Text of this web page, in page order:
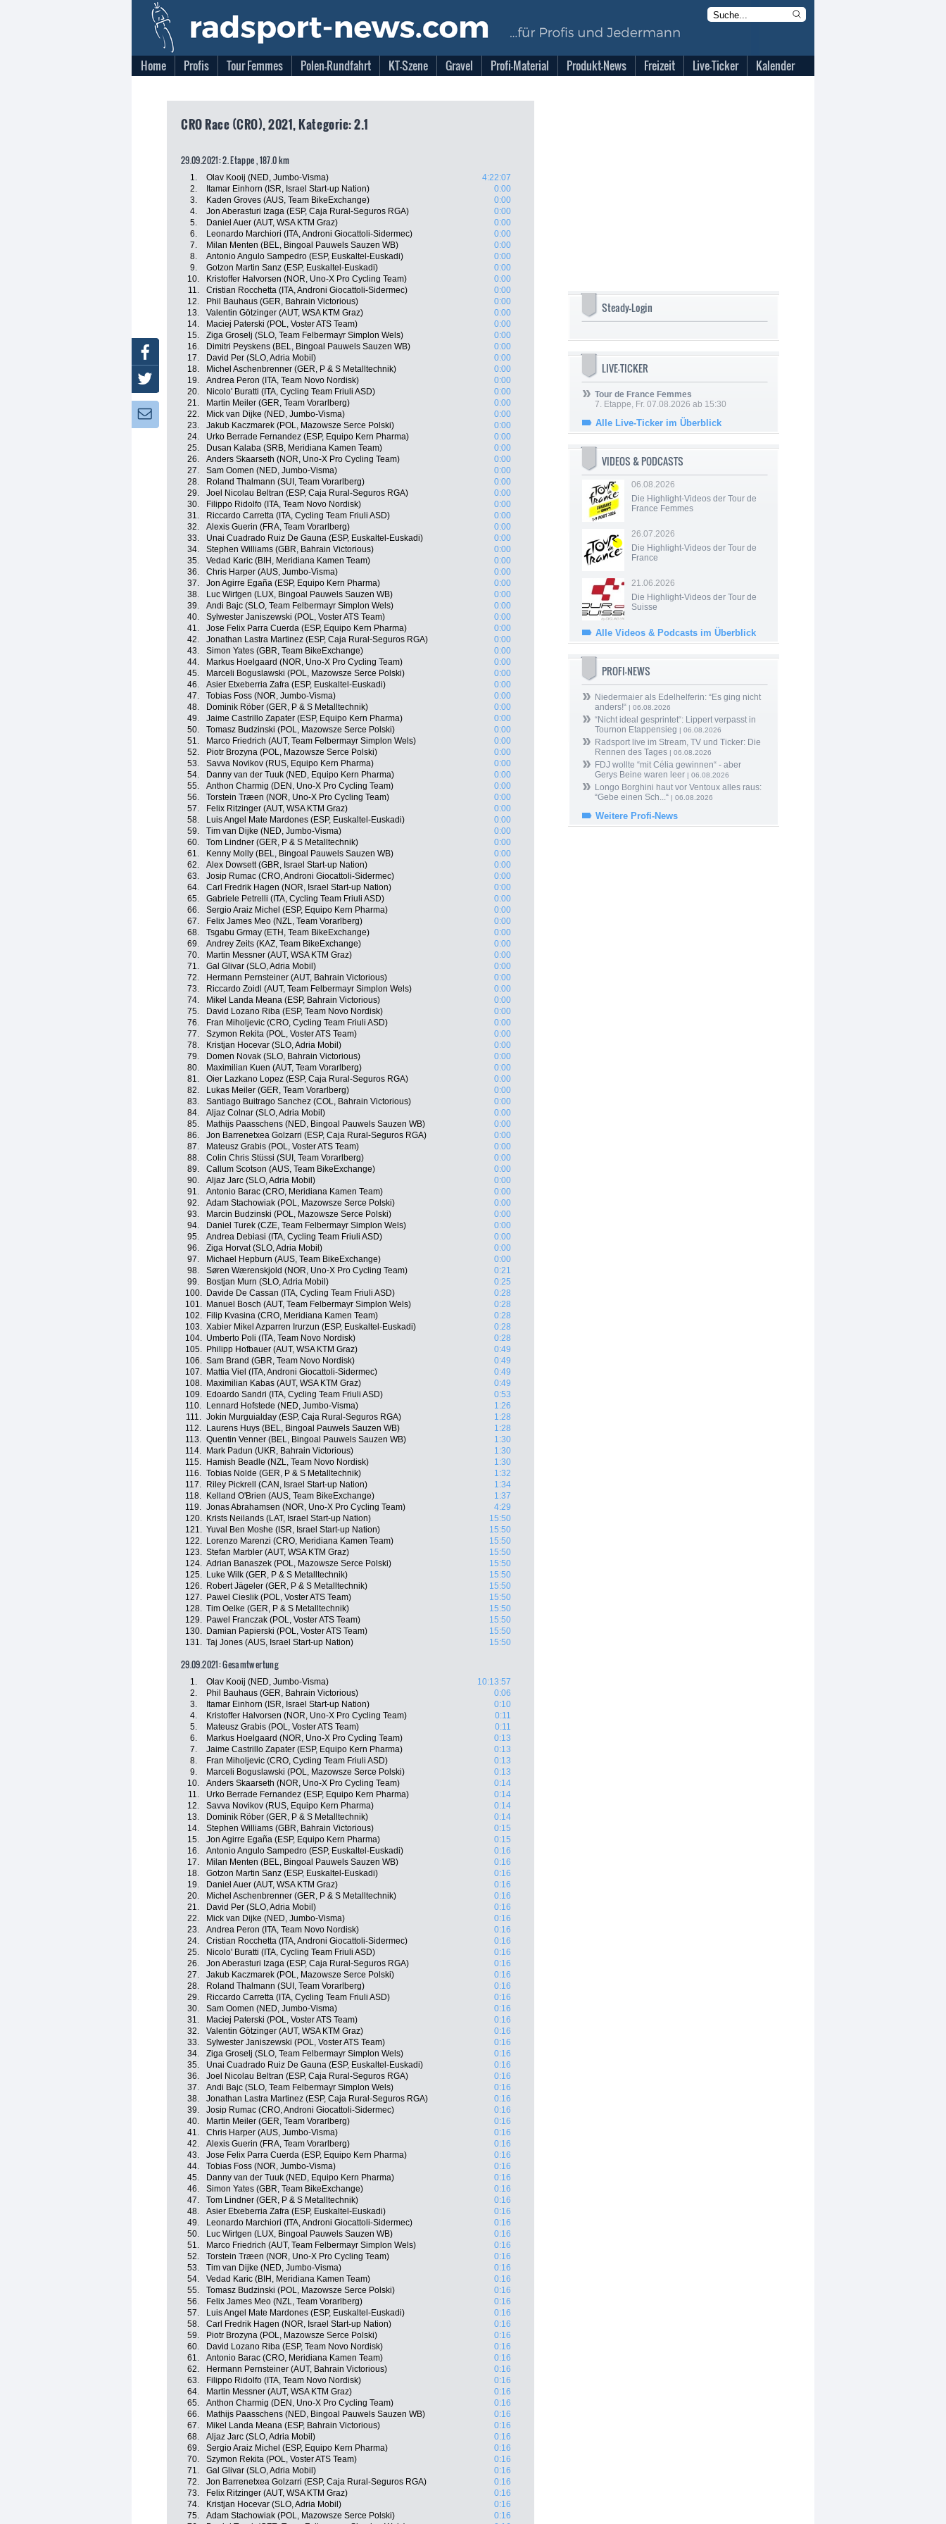
Home Profis Tour Femmes Polen-Rundfahrt KT-Szene Gravel Profi-Material Produkt-News Freizeit Live-Ticker Kalender
CRO Race (CRO), 2021, Kategorie: 2.1
29.09.2021: 2. Etappe , 187.0 km
1. Olav Kooij (NED, Jumbo-Visma)
4:22:07
2.
Itamar Einhorn (ISR, Israel Start-up Nation)
0:00
3.
Kaden Groves (AUS, Team BikeExchange)
0:00
4.
Jon Aberasturi Izaga (ESP, Caja Rural-Seguros RGA)
0:00
5.
Daniel Auer (AUT, WSA KTM Graz)
0:00
6.
Leonardo Marchiori (ITA, Androni Giocattoli-Sidermec)
0:00
7.
Milan Menten (BEL, Bingoal Pauwels Sauzen WB)
0:00
8.
Antonio Angulo Sampedro (ESP, Euskaltel-Euskadi)
0:00
9.
Gotzon Martin Sanz (ESP, Euskaltel-Euskadi)
0:00
10.
Kristoffer Halvorsen (NOR, Uno-X Pro Cycling Team)
0:00
11.
Cristian Rocchetta (ITA, Androni Giocattoli-Sidermec)
0:00
12.
Phil Bauhaus (GER, Bahrain Victorious)
0:00
13.
Valentin Götzinger (AUT, WSA KTM Graz)
0:00
14.
Maciej Paterski (POL, Voster ATS Team)
0:00
15.
Ziga Groselj (SLO, Team Felbermayr Simplon Wels)
0:00
16.
Dimitri Peyskens (BEL, Bingoal Pauwels Sauzen WB)
0:00
17.
David Per (SLO, Adria Mobil)
0:00
18.
Michel Aschenbrenner (GER, P & S Metalltechnik)
0:00
19.
Andrea Peron (ITA, Team Novo Nordisk)
0:00
20.
Nicolo' Buratti (ITA, Cycling Team Friuli ASD)
0:00
21.
Martin Meiler (GER, Team Vorarlberg)
0:00
22.
Mick van Dijke (NED, Jumbo-Visma)
0:00
23.
Jakub Kaczmarek (POL, Mazowsze Serce Polski)
0:00
24.
Urko Berrade Fernandez (ESP, Equipo Kern Pharma)
0:00
25.
Dusan Kalaba (SRB, Meridiana Kamen Team)
0:00
26.
Anders Skaarseth (NOR, Uno-X Pro Cycling Team)
0:00
27.
Sam Oomen (NED, Jumbo-Visma)
0:00
28.
Roland Thalmann (SUI, Team Vorarlberg)
0:00
29.
Joel Nicolau Beltran (ESP, Caja Rural-Seguros RGA)
0:00
30.
Filippo Ridolfo (ITA, Team Novo Nordisk)
0:00
31.
Riccardo Carretta (ITA, Cycling Team Friuli ASD)
0:00
32.
Alexis Guerin (FRA, Team Vorarlberg)
0:00
33.
Unai Cuadrado Ruiz De Gauna (ESP, Euskaltel-Euskadi)
0:00
34.
Stephen Williams (GBR, Bahrain Victorious)
0:00
35.
Vedad Karic (BIH, Meridiana Kamen Team)
0:00
36.
Chris Harper (AUS, Jumbo-Visma)
0:00
37.
Jon Agirre Egaña (ESP, Equipo Kern Pharma)
0:00
38.
Luc Wirtgen (LUX, Bingoal Pauwels Sauzen WB)
0:00
39.
Andi Bajc (SLO, Team Felbermayr Simplon Wels)
0:00
40.
Sylwester Janiszewski (POL, Voster ATS Team)
0:00
41.
Jose Felix Parra Cuerda (ESP, Equipo Kern Pharma)
0:00
42.
Jonathan Lastra Martinez (ESP, Caja Rural-Seguros RGA)
0:00
43.
Simon Yates (GBR, Team BikeExchange)
0:00
44.
Markus Hoelgaard (NOR, Uno-X Pro Cycling Team)
0:00
45.
Marceli Boguslawski (POL, Mazowsze Serce Polski)
0:00
46.
Asier Etxeberria Zafra (ESP, Euskaltel-Euskadi)
0:00
47.
Tobias Foss (NOR, Jumbo-Visma)
0:00
48.
Dominik Röber (GER, P & S Metalltechnik)
0:00
49.
Jaime Castrillo Zapater (ESP, Equipo Kern Pharma)
0:00
50.
Tomasz Budzinski (POL, Mazowsze Serce Polski)
0:00
51.
Marco Friedrich (AUT, Team Felbermayr Simplon Wels)
0:00
52.
Piotr Brozyna (POL, Mazowsze Serce Polski)
0:00
53.
Savva Novikov (RUS, Equipo Kern Pharma)
0:00
54.
Danny van der Tuuk (NED, Equipo Kern Pharma)
0:00
55.
Anthon Charmig (DEN, Uno-X Pro Cycling Team)
0:00
56.
Torstein Træen (NOR, Uno-X Pro Cycling Team)
0:00
57.
Felix Ritzinger (AUT, WSA KTM Graz)
0:00
58.
Luis Angel Mate Mardones (ESP, Euskaltel-Euskadi)
0:00
59.
Tim van Dijke (NED, Jumbo-Visma)
0:00
60.
Tom Lindner (GER, P & S Metalltechnik)
0:00
61.
Kenny Molly (BEL, Bingoal Pauwels Sauzen WB)
0:00
62.
Alex Dowsett (GBR, Israel Start-up Nation)
0:00
63.
Josip Rumac (CRO, Androni Giocattoli-Sidermec)
0:00
64.
Carl Fredrik Hagen (NOR, Israel Start-up Nation)
0:00
65.
Gabriele Petrelli (ITA, Cycling Team Friuli ASD)
0:00
66.
Sergio Araiz Michel (ESP, Equipo Kern Pharma)
0:00
67.
Felix James Meo (NZL, Team Vorarlberg)
0:00
68.
Tsgabu Grmay (ETH, Team BikeExchange)
0:00
69.
Andrey Zeits (KAZ, Team BikeExchange)
0:00
70.
Martin Messner (AUT, WSA KTM Graz)
0:00
71.
Gal Glivar (SLO, Adria Mobil)
0:00
72.
Hermann Pernsteiner (AUT, Bahrain Victorious)
0:00
73.
Riccardo Zoidl (AUT, Team Felbermayr Simplon Wels)
0:00
74.
Mikel Landa Meana (ESP, Bahrain Victorious)
0:00
75.
David Lozano Riba (ESP, Team Novo Nordisk)
0:00
76.
Fran Miholjevic (CRO, Cycling Team Friuli ASD)
0:00
77.
Szymon Rekita (POL, Voster ATS Team)
0:00
78.
Kristjan Hocevar (SLO, Adria Mobil)
0:00
79.
Domen Novak (SLO, Bahrain Victorious)
0:00
80.
Maximilian Kuen (AUT, Team Vorarlberg)
0:00
81.
Oier Lazkano Lopez (ESP, Caja Rural-Seguros RGA)
0:00
82.
Lukas Meiler (GER, Team Vorarlberg)
0:00
83.
Santiago Buitrago Sanchez (COL, Bahrain Victorious)
0:00
84.
Aljaz Colnar (SLO, Adria Mobil)
0:00
85.
Mathijs Paasschens (NED, Bingoal Pauwels Sauzen WB)
0:00
86.
Jon Barrenetxea Golzarri (ESP, Caja Rural-Seguros RGA)
0:00
87.
Mateusz Grabis (POL, Voster ATS Team)
0:00
88.
Colin Chris Stüssi (SUI, Team Vorarlberg)
0:00
89.
Callum Scotson (AUS, Team BikeExchange)
0:00
90.
Aljaz Jarc (SLO, Adria Mobil)
0:00
91.
Antonio Barac (CRO, Meridiana Kamen Team)
0:00
92.
Adam Stachowiak (POL, Mazowsze Serce Polski)
0:00
93.
Marcin Budzinski (POL, Mazowsze Serce Polski)
0:00
94.
Daniel Turek (CZE, Team Felbermayr Simplon Wels)
0:00
95.
Andrea Debiasi (ITA, Cycling Team Friuli ASD)
0:00
96.
Ziga Horvat (SLO, Adria Mobil)
0:00
97.
Michael Hepburn (AUS, Team BikeExchange)
0:00
98.
Søren Wærenskjold (NOR, Uno-X Pro Cycling Team)
0:21
99.
Bostjan Murn (SLO, Adria Mobil)
0:25
100.
Davide De Cassan (ITA, Cycling Team Friuli ASD)
0:28
101.
Manuel Bosch (AUT, Team Felbermayr Simplon Wels)
0:28
102.
Filip Kvasina (CRO, Meridiana Kamen Team)
0:28
103. Xabier Mikel Azparren Irurzun (ESP, Euskaltel-Euskadi)
0:28
104. Umberto Poli (ITA, Team Novo Nordisk)
0:28
105.
Philipp Hofbauer (AUT, WSA KTM Graz)
0:49
106. Sam Brand (GBR, Team Novo Nordisk)
0:49
107.
Mattia Viel (ITA, Androni Giocattoli-Sidermec)
0:49
108.
Maximilian Kabas (AUT, WSA KTM Graz)
0:49
109.
Edoardo Sandri (ITA, Cycling Team Friuli ASD)
0:53
110.
Lennard Hofstede (NED, Jumbo-Visma)
1:26
111. Jokin Murguialday (ESP, Caja Rural-Seguros RGA)
1:28
112.
Laurens Huys (BEL, Bingoal Pauwels Sauzen WB)
1:28
113. Quentin Venner (BEL, Bingoal Pauwels Sauzen WB)
1:30
114.
Mark Padun (UKR, Bahrain Victorious)
1:30
115.
Hamish Beadle (NZL, Team Novo Nordisk)
1:30
116. Tobias Nolde (GER, P & S Metalltechnik)
1:32
117.
Riley Pickrell (CAN, Israel Start-up Nation)
1:34
118.
Kelland O'Brien (AUS, Team BikeExchange)
1:37
119. Jonas Abrahamsen (NOR, Uno-X Pro Cycling Team)
4:29
120.
Krists Neilands (LAT, Israel Start-up Nation)
15:50
121. Yuval Ben Moshe (ISR, Israel Start-up Nation)
15:50
122.
Lorenzo Marenzi (CRO, Meridiana Kamen Team)
15:50
123. Stefan Marbler (AUT, WSA KTM Graz)
15:50
124. Adrian Banaszek (POL, Mazowsze Serce Polski)
15:50
125.
Luke Wilk (GER, P & S Metalltechnik)
15:50
126.
Robert Jägeler (GER, P & S Metalltechnik)
15:50
127.
Pawel Cieslik (POL, Voster ATS Team)
15:50
128. Tim Oelke (GER, P & S Metalltechnik)
15:50
129.
Pawel Franczak (POL, Voster ATS Team)
15:50
130.
Damian Papierski (POL, Voster ATS Team)
15:50
131. Taj Jones (AUS, Israel Start-up Nation) 15:50
29.09.2021: Gesamtwertung
1. Olav Kooij (NED, Jumbo-Visma)
10:13:57
2.
Phil Bauhaus (GER, Bahrain Victorious)
0:06
3.
Itamar Einhorn (ISR, Israel Start-up Nation)
0:10
4.
Kristoffer Halvorsen (NOR, Uno-X Pro Cycling Team)
0:11
5.
Mateusz Grabis (POL, Voster ATS Team)
0:11
6.
Markus Hoelgaard (NOR, Uno-X Pro Cycling Team)
0:13
7.
Jaime Castrillo Zapater (ESP, Equipo Kern Pharma)
0:13
8.
Fran Miholjevic (CRO, Cycling Team Friuli ASD)
0:13
9.
Marceli Boguslawski (POL, Mazowsze Serce Polski)
0:13
10.
Anders Skaarseth (NOR, Uno-X Pro Cycling Team)
0:14
11.
Urko Berrade Fernandez (ESP, Equipo Kern Pharma)
0:14
12.
Savva Novikov (RUS, Equipo Kern Pharma)
0:14
13.
Dominik Röber (GER, P & S Metalltechnik)
0:14
14.
Stephen Williams (GBR, Bahrain Victorious)
0:15
15.
Jon Agirre Egaña (ESP, Equipo Kern Pharma)
0:15
16.
Antonio Angulo Sampedro (ESP, Euskaltel-Euskadi)
0:16
17.
Milan Menten (BEL, Bingoal Pauwels Sauzen WB)
0:16
18.
Gotzon Martin Sanz (ESP, Euskaltel-Euskadi)
0:16
19.
Daniel Auer (AUT, WSA KTM Graz)
0:16
20.
Michel Aschenbrenner (GER, P & S Metalltechnik)
0:16
21.
David Per (SLO, Adria Mobil)
0:16
22.
Mick van Dijke (NED, Jumbo-Visma)
0:16
23.
Andrea Peron (ITA, Team Novo Nordisk)
0:16
24.
Cristian Rocchetta (ITA, Androni Giocattoli-Sidermec)
0:16
25.
Nicolo' Buratti (ITA, Cycling Team Friuli ASD)
0:16
26.
Jon Aberasturi Izaga (ESP, Caja Rural-Seguros RGA)
0:16
27.
Jakub Kaczmarek (POL, Mazowsze Serce Polski)
0:16
28.
Roland Thalmann (SUI, Team Vorarlberg)
0:16
29.
Riccardo Carretta (ITA, Cycling Team Friuli ASD)
0:16
30.
Sam Oomen (NED, Jumbo-Visma)
0:16
31.
Maciej Paterski (POL, Voster ATS Team)
0:16
32.
Valentin Götzinger (AUT, WSA KTM Graz)
0:16
33.
Sylwester Janiszewski (POL, Voster ATS Team)
0:16
34.
Ziga Groselj (SLO, Team Felbermayr Simplon Wels)
0:16
35.
Unai Cuadrado Ruiz De Gauna (ESP, Euskaltel-Euskadi)
0:16
36.
Joel Nicolau Beltran (ESP, Caja Rural-Seguros RGA)
0:16
37.
Andi Bajc (SLO, Team Felbermayr Simplon Wels)
0:16
38.
Jonathan Lastra Martinez (ESP, Caja Rural-Seguros RGA)
0:16
39.
Josip Rumac (CRO, Androni Giocattoli-Sidermec)
0:16
40.
Martin Meiler (GER, Team Vorarlberg)
0:16
41.
Chris Harper (AUS, Jumbo-Visma)
0:16
42.
Alexis Guerin (FRA, Team Vorarlberg)
0:16
43.
Jose Felix Parra Cuerda (ESP, Equipo Kern Pharma)
0:16
44.
Tobias Foss (NOR, Jumbo-Visma)
0:16
45.
Danny van der Tuuk (NED, Equipo Kern Pharma)
0:16
46.
Simon Yates (GBR, Team BikeExchange)
0:16
47.
Tom Lindner (GER, P & S Metalltechnik)
0:16
48.
Asier Etxeberria Zafra (ESP, Euskaltel-Euskadi)
0:16
49.
Leonardo Marchiori (ITA, Androni Giocattoli-Sidermec)
0:16
50.
Luc Wirtgen (LUX, Bingoal Pauwels Sauzen WB)
0:16
51.
Marco Friedrich (AUT, Team Felbermayr Simplon Wels)
0:16
52.
Torstein Træen (NOR, Uno-X Pro Cycling Team)
0:16
53.
Tim van Dijke (NED, Jumbo-Visma)
0:16
54.
Vedad Karic (BIH, Meridiana Kamen Team)
0:16
55.
Tomasz Budzinski (POL, Mazowsze Serce Polski)
0:16
56.
Felix James Meo (NZL, Team Vorarlberg)
0:16
57.
Luis Angel Mate Mardones (ESP, Euskaltel-Euskadi)
0:16
58.
Carl Fredrik Hagen (NOR, Israel Start-up Nation)
0:16
59.
Piotr Brozyna (POL, Mazowsze Serce Polski)
0:16
60.
David Lozano Riba (ESP, Team Novo Nordisk)
0:16
61.
Antonio Barac (CRO, Meridiana Kamen Team)
0:16
62.
Hermann Pernsteiner (AUT, Bahrain Victorious)
0:16
63.
Filippo Ridolfo (ITA, Team Novo Nordisk)
0:16
64.
Martin Messner (AUT, WSA KTM Graz)
0:16
65.
Anthon Charmig (DEN, Uno-X Pro Cycling Team)
0:16
66.
Mathijs Paasschens (NED, Bingoal Pauwels Sauzen WB)
0:16
67.
Mikel Landa Meana (ESP, Bahrain Victorious)
0:16
68.
Aljaz Jarc (SLO, Adria Mobil)
0:16
69.
Sergio Araiz Michel (ESP, Equipo Kern Pharma)
0:16
70.
Szymon Rekita (POL, Voster ATS Team)
0:16
71.
Gal Glivar (SLO, Adria Mobil)
0:16
72.
Jon Barrenetxea Golzarri (ESP, Caja Rural-Seguros RGA)
0:16
73.
Felix Ritzinger (AUT, WSA KTM Graz)
0:16
74.
Kristjan Hocevar (SLO, Adria Mobil)
0:16
75.
Adam Stachowiak (POL, Mazowsze Serce Polski)
0:16
Steady-Login
LIVE-TICKER
Tour de France Femmes
7. Etappe, Fr. 07.08.2026 ab 15:30
Alle Live-Ticker im Überblick
VIDEOS & PODCASTS
06.08.2026
Die Highlight-Videos der Tour de
France Femmes
26.07.2026
Die Highlight-Videos der Tour de
France
21.06.2026
Die Highlight-Videos der Tour de
Suisse
Alle Videos & Podcasts im Überblick
PROFI-NEWS
Niedermaier als Edelhelferin: “Es ging nicht
anders!“ | 06.08.2026
“Nicht ideal gesprintet“: Lippert verpasst in
Tournon Etappensieg | 06.08.2026
Radsport live im Stream, TV und Ticker: Die
Rennen des Tages | 06.08.2026
FDJ wollte “mit Célia gewinnen“ - aber
Gerys Beine waren leer | 06.08.2026
Longo Borghini haut vor Ventoux alles raus:
“Gebe einen Sch...“ | 06.08.2026
Weitere Profi-News
Facebook
Twitter
Newsletter: